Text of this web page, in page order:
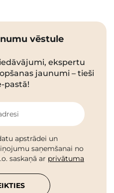
vēstule
ekspertu
jaunumi – tieši
pastā!
apstrādei un
saņemšanai no
saskaņā ar privātuma